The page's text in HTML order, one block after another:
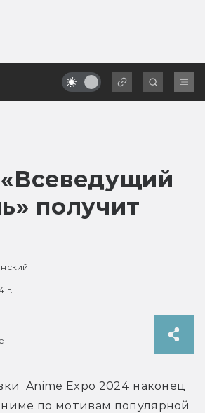
получит
г.
Anime Expo 2024 наконец
по мотивам популярной